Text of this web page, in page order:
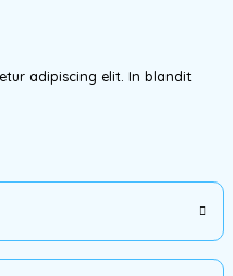
adipiscing elit. In blandit